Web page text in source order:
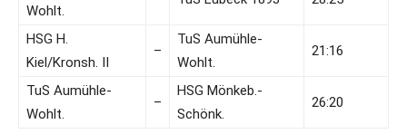
Wohlt.
HSG H.
Kiel/Kronsh. II
–
TuS Aumühle-
Wohlt.
21:16
TuS Aumühle-
Wohlt.
–
HSG Mönkeb.-
Schönk.
26:20